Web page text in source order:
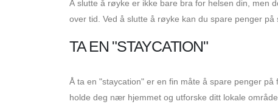
Å slutte å røyke er ikke bare bra for helsen din, men
over tid. Ved å slutte å røyke kan du spare penger
TA EN "STAYCATION"
Å ta en "staycation" er en fin måte å spare penger
holde deg nær hjemmet og utforske ditt lokale